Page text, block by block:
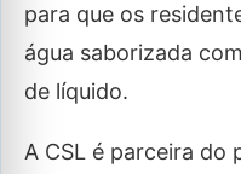
para que os
água saborizada
de líquido.
A CSL é parceira do